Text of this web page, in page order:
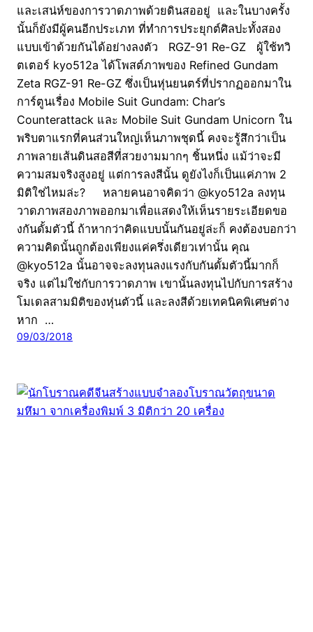
และเสน่ห์ของการวาดภาพด้วยดินสออยู่ และในบางครั้ง
นั้นก็ยังมีผู้คนอีกประเภท ที่ทำการประยุกต์ศิลปะทั้งสอง
แบบเข้าด้วยกันได้อย่างลงตัว RGZ-91 Re-GZ ผู้ใช้ทวิ
ตเตอร์ kyo512a ได้โพสต์ภาพของ Refined Gundam
Zeta RGZ-91 Re-GZ ซึ่งเป็นหุ่นยนตร์ที่ปรากฏออกมาใน
การ์ตูนเรื่อง Mobile Suit Gundam: Char’s
Counterattack และ Mobile Suit Gundam Unicorn ใน
พริบตาแรกที่คนส่วนใหญ่เห็นภาพชุดนี้ คงจะรู้สึกว่าเป็น
ภาพลายเส้นดินสอสีที่สวยงามมากๆ ชิ้นหนึ่ง แม้ว่าจะมี
ความสมจริงสูงอยู่ แต่การลงสีนั้น ดูยังไงก็เป็นแค่ภาพ 2
มิติใช่ไหมล่ะ? หลายคนอาจคิดว่า @kyo512a ลงทุน
วาดภาพสองภาพออกมาเพื่อแสดงให้เห็นรายระเอียดขอ
งกันดั้มตัวนี้ ถ้าหากว่าคิดแบบนั้นกันอยู่ล่ะก็ คงต้องบอกว่า
ความคิดนั้นถูกต้องเพียงแค่ครึ่งเดียวเท่านั้น คุณ
@kyo512a นั้นอาจจะลงทุนลงแรงกับกันดั้มตัวนี้มากก็
จริง แต่ไม่ใช่กับการวาดภาพ เขานั้นลงทุนไปกับการสร้าง
โมเดลสามมิติของหุ่นตัวนี้ และลงสีด้วยเทคนิคพิเศษต่าง
หาก …
09/03/2018